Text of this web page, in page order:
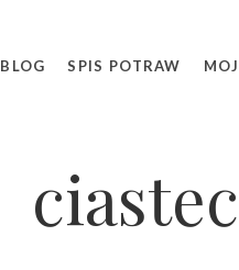
BLOG SPIS POTRAW